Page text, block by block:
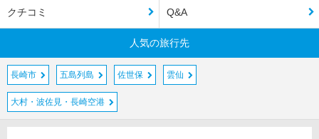
クチコミ Q&A
人気の旅行先
長崎市 五島列島 佐世保 雲仙
大村・波佐見・長崎空港